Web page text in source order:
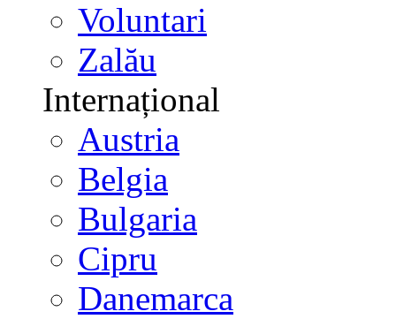
Voluntari
Zalău
Internațional
Austria
Belgia
Bulgaria
Cipru
Danemarca